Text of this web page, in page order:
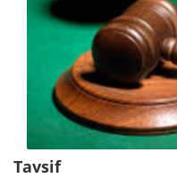
Tavsif